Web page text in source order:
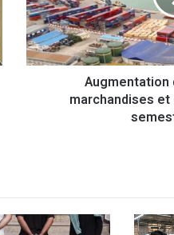
n
t
a
t
a
c
t
Augmentation
marchandises